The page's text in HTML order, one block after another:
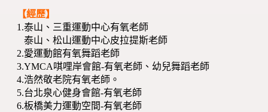
【經歷】
1.泰山、三重運動中心有氧老師
泰山、松山運動中心皮拉提斯老師
2.愛運動館有氧舞蹈老師
3.YMCA唭哩岸會館-有氧老師、幼兒舞蹈老師
4.浩然敬老院有氧老師。
5.台北泉心健身會館-有氧老師
6.板橋美力運動空間-有氧老師